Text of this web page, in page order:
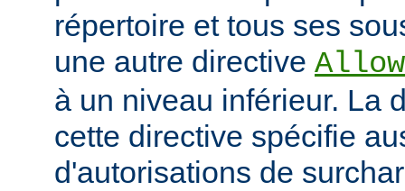
répertoire et tous ses
une autre directive
à un niveau inférieur. La
cette directive spécifie
d'autorisations de